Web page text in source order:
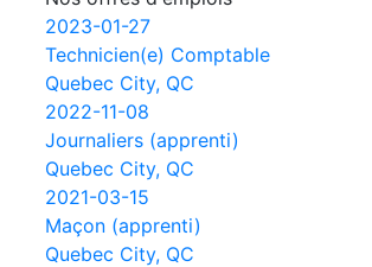
2023-01-27
Technicien(e) Comptable
Quebec City, QC
2022-11-08
Journaliers (apprenti)
Quebec City, QC
2021-03-15
Maçon (apprenti)
Quebec City, QC